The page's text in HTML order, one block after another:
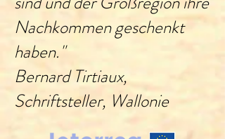
Nachkommen geschenkt
haben."
Bernard Tirtiaux,
Schriftsteller, Wallonie